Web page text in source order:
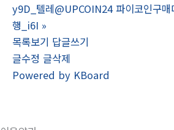
y9D_텔레@UPCOIN24 파이코인구매
행_i6I »
목록보기 답글쓰기
글수정 글삭제
Powered by KBoard